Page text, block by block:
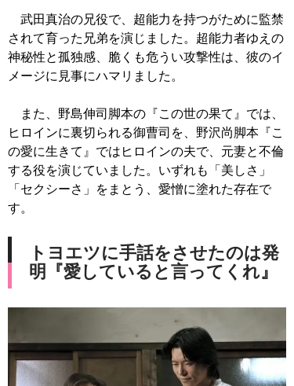
武田真治の兄役で、超能力を持つがために監禁
されて育った兄弟を演じました。超能力者ゆえの
神秘性と孤独感、脆くも危うい攻撃性は、彼のイ
メージに見事にハマリました。
また、野島伸司脚本の『この世の果て』では、
ヒロインに裏切られる御曹司を、野沢尚脚本『こ
の愛に生きて』ではヒロインの夫で、元妻と不倫
する役を演じていました。いずれも「美しさ」
「セクシーさ」をまとう、愛憎に塗れた存在で
す。
トヨエツに手話をさせたのは発
明『愛していると言ってくれ』